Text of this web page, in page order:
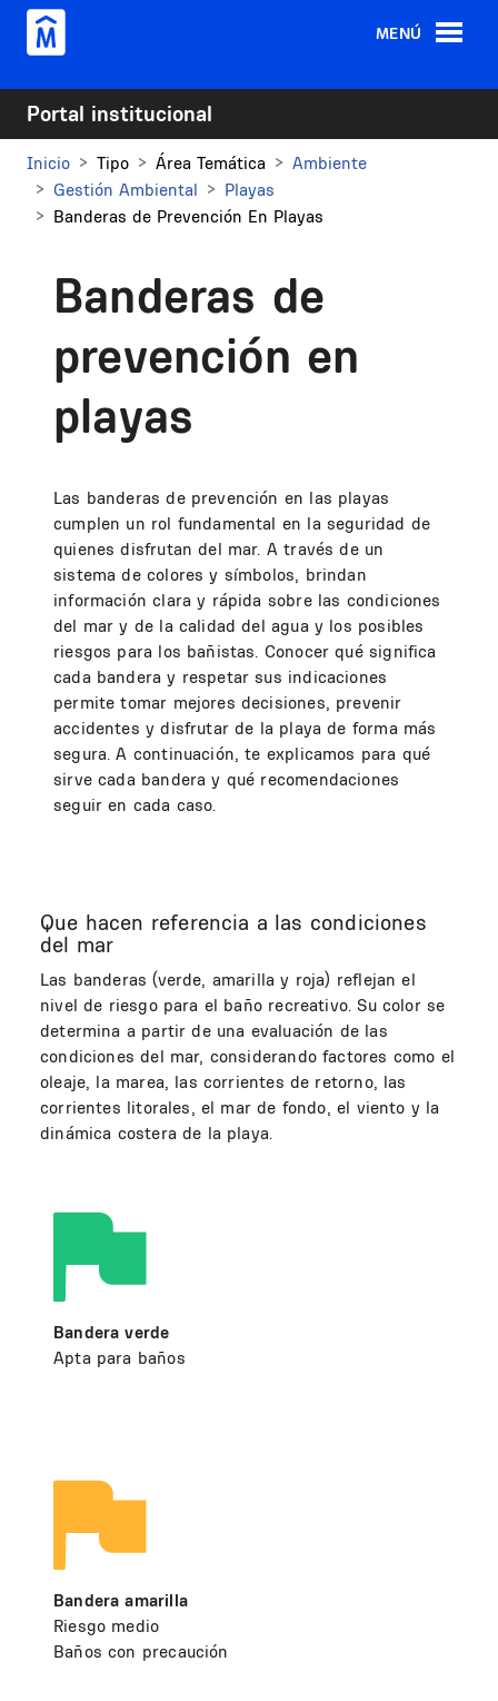
Pasar al contenido principal
MENÚ
Portal institucional
Inicio Tipo Área Temática
Ambiente
Gestión Ambiental
Playas
Banderas de Prevención En Playas
Banderas de
prevención en
playas
Las banderas de prevención en las playas
cumplen un rol fundamental en la seguridad de
quienes disfrutan del mar. A través de un
sistema de colores y símbolos, brindan
información clara y rápida sobre las condiciones
del mar y de la calidad del agua y los posibles
riesgos para los bañistas. Conocer qué significa
cada bandera y respetar sus indicaciones
permite tomar mejores decisiones, prevenir
accidentes y disfrutar de la playa de forma más
segura. A continuación, te explicamos para qué
sirve cada bandera y qué recomendaciones
seguir en cada caso.
Que hacen referencia a las condiciones
del mar
Las banderas (verde, amarilla y roja) reflejan el
nivel de riesgo para el baño recreativo. Su color se
determina a partir de una evaluación de las
condiciones del mar, considerando factores como el
oleaje, la marea, las corrientes de retorno, las
corrientes litorales, el mar de fondo, el viento y la
dinámica costera de la playa.
Bandera verde
Apta para baños
Bandera amarilla
Riesgo medio
Baños con precaución